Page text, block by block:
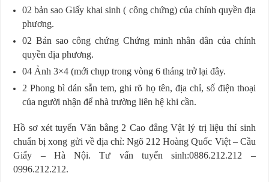
02 bản sao Giấy khai sinh ( công chứng) của chính quyền địa
phương.
02 Bản sao công chứng Chứng minh nhân dân của chính
quyền địa phương.
04 Ảnh 3×4 (mới chụp trong vòng 6 tháng trở lại đây.
2 Phong bì dán sẵn tem, ghi rõ họ tên, địa chỉ, số điện thoại
của người nhận để nhà trường liên hệ khi cần.
Hồ sơ xét tuyển Văn bằng 2 Cao đẳng Vật lý trị liệu thí sinh
chuẩn bị xong gửi về địa chỉ: Ngõ 212 Hoàng Quốc Việt – Cầu
Giấy – Hà Nội. Tư vấn tuyển sinh:0886.212.212 –
0996.212.212.